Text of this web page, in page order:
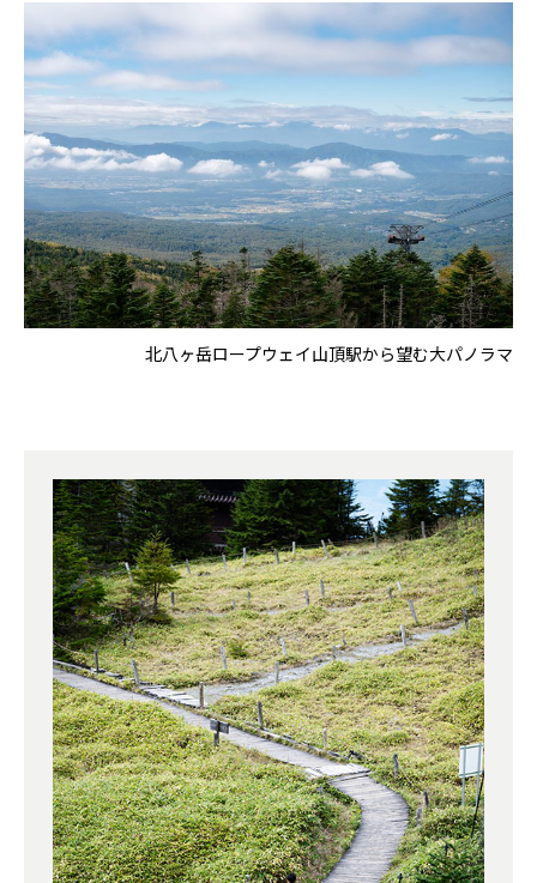
北八ヶ岳ロープウェイ山頂駅から望む大パノラマ